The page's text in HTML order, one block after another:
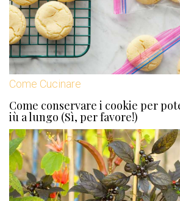
Come Cucinare
Come conservare i cookie per
iù a lungo (Sì, per favore!)